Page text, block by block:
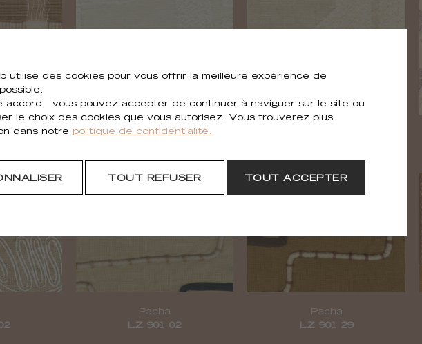
Eivissa
Pacha
LZ 901 02
Pacha
LZ 901 29
utilise des cookies pour vous offrir la meilleure expérience de
accord, vous pouvez accepter de continuer à naviguer sur le site ou
le choix des cookies que vous autorisez. Vous trouverez plus
dans notre politique de confidentialité.
TOUT REFUSER TOUT ACCEPTER